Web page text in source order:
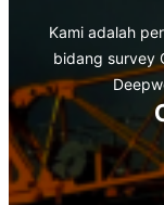
Kami adalah
bidang survey